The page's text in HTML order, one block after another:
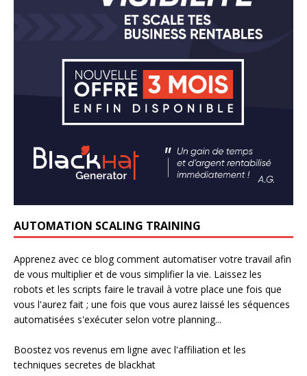
AUTOMATION SCALING TRAINING
Apprenez avec ce blog comment automatiser votre travail afin
de vous multiplier et de vous simplifier la vie. Laissez les
robots et les scripts faire le travail à votre place une fois que
vous l'aurez fait ; une fois que vous aurez laissé les séquences
automatisées s'exécuter selon votre planning...
Boostez vos revenus em ligne avec l'affiliation et les
techniques secretes de blackhat